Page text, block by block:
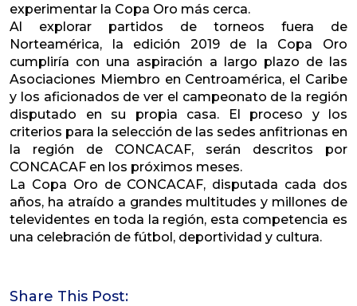
experimentar la Copa Oro más cerca.
Al explorar partidos de torneos fuera de
Norteamérica, la edición 2019 de la Copa Oro
cumpliría con una aspiración a largo plazo de las
Asociaciones Miembro en Centroamérica, el Caribe
y los aficionados de ver el campeonato de la región
disputado en su propia casa. El proceso y los
criterios para la selección de las sedes anfitrionas en
la región de CONCACAF, serán descritos por
CONCACAF en los próximos meses.
La Copa Oro de CONCACAF, disputada cada dos
años, ha atraído a grandes multitudes y millones de
televidentes en toda la región, esta competencia es
una celebración de fútbol, deportividad y cultura.
Share This Post: